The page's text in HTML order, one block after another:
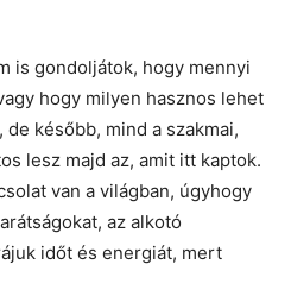
is gondoljátok, hogy mennyi
hogy milyen hasznos lehet
később, mind a szakmai,
lesz majd az, amit itt kaptok.
van a világban, úgyhogy
az alkotó
időt és energiát, mert